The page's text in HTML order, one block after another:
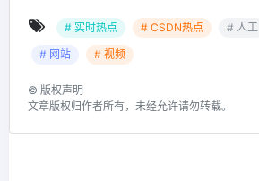
# 实时热点 # CSDN热点 # 人工
# 网站
# 视频
© 版权声明
文章版权归作者所有，未经允许请勿转载。